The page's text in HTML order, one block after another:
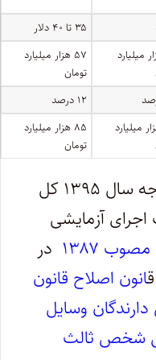
۳۵ تا ۴۰ دلار
میلیارد
۵۷ هزار میلیارد
تومان
۱۲ درصد
هزار میلیارد
۸۵ هزار میلیارد
تومان
از نکات مهم دیگر لایحه بودجه سال ۱۳۹۵ کل
آزمایشی
۱۳۸۷
در
انون اصلاح قانون
وسایل
شخص ثالث